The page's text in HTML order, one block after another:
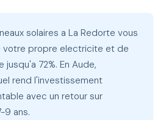
solaires a La Redorte vous
propre electricite et de
72%. En Aude,
rend l'investissement
avec un retour sur
9 ans.